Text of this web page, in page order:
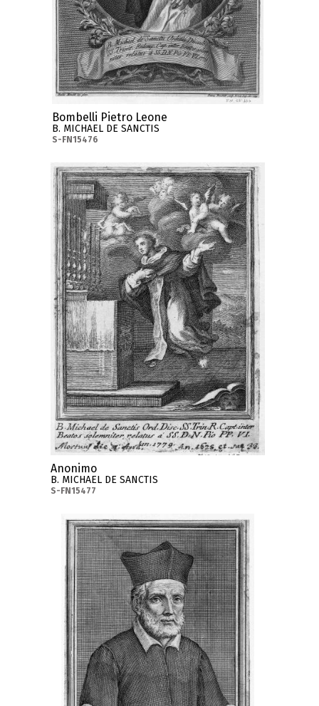
Bombelli Pietro Leone
B. MICHAEL DE SANCTIS
S-FN15476
Anonimo
B. MICHAEL DE SANCTIS
S-FN15477